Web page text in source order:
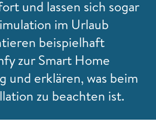
und lassen sich sogar
im Urlaub
beispielhaft
zur Smart Home
und erklären, was beim
zu beachten ist.